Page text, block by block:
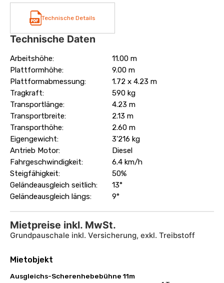
Technische Details
Technische Daten
Arbeitshöhe:
11.00 m
Plattformhöhe:
9.00 m
Plattformabmessung:
1.72 x 4.23 m
Tragkraft:
590 kg
Transportlänge:
4.23 m
Transportbreite:
2.13 m
Transporthöhe:
2.60 m
Eigengewicht:
3'216 kg
Antrieb Motor:
Diesel
Fahrgeschwindigkeit:
6.4 km/h
Steigfähigkeit:
50%
Geländeausgleich seitlich:
13°
Geländeausgleich längs:
9°
Mietpreise inkl. MwSt.
Grundpauschale inkl. Versicherung, exkl. Treibstoff
Mietobjekt
Ausgleichs-Scherenhebebühne 11m